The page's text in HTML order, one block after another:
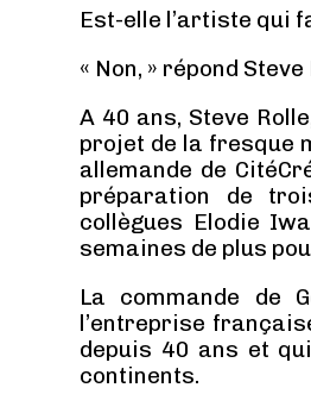
Est-elle l’artiste qui
« Non, » répond
A 40 ans, Steve
projet de la fresque
allemande de
préparation de
collègues Elodie
semaines de plus
La commande de
l’entreprise
depuis 40 ans et
continents.